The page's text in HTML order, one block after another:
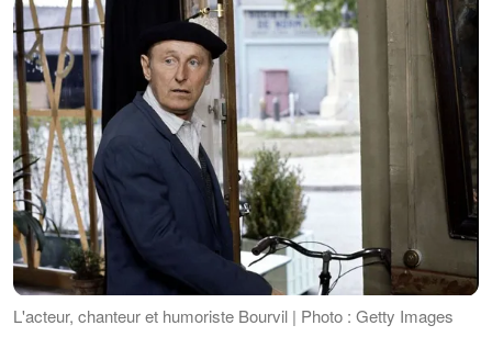
L'acteur, chanteur et humoriste Bourvil | Photo : Getty Images